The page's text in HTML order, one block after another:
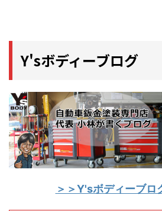
Y'sボディーブログ
＞＞Y'sボディーブロ